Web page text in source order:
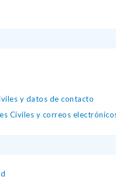
y datos de contacto
Civiles y correos